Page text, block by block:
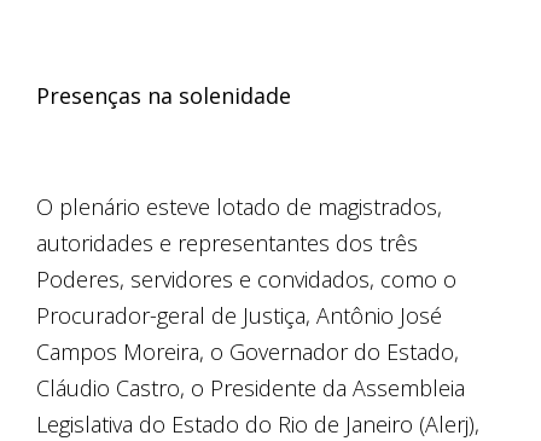
Presenças na solenidade
O plenário esteve lotado de magistrados,
autoridades e representantes dos três
Poderes, servidores e convidados, como o
Procurador-geral de Justiça, Antônio José
Campos Moreira, o Governador do Estado,
Cláudio Castro, o Presidente da Assembleia
Legislativa do Estado do Rio de Janeiro (Alerj),